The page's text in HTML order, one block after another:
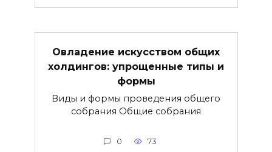
Овладение искусством общих
холдингов: упрощенные типы и
формы
Виды и формы проведения общего
собрания Общие собрания
0 73